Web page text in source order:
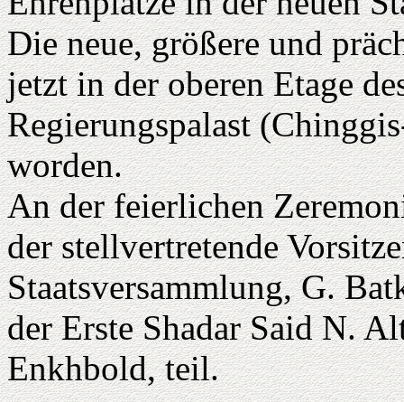
Die neue, größere und
jetzt in der oberen Etage
Regierungspalast
worden.
An der feierlichen
der stellvertretende
Staatsversammlung, G.
der Erste Shadar Said N.
Enkhbold, teil.